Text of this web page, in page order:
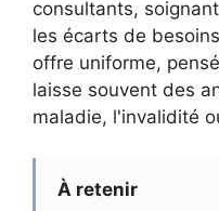
consultants,
les écarts de
offre uniforme,
laisse souvent des
maladie, l'invalidité
À retenir